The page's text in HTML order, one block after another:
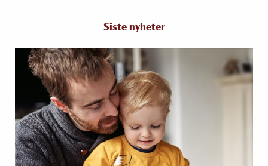
Siste nyheter